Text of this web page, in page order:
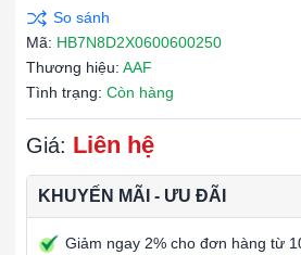
Mã: HB7N8D2X0600600250
Thương hiệu: AAF
Tình trạng: Còn hàng
Giá: Liên hệ
KHUYẾN MÃI - ƯU ĐÃI
Giảm ngay 2% cho đơn hàng từ